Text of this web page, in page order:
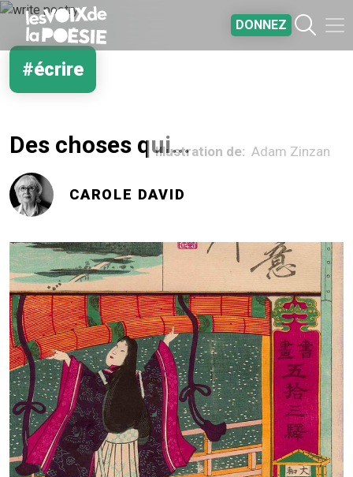
DONNEZ
#écrire
Des choses qui...
CAROLE DAVID
Illustration de Adam Zinzan